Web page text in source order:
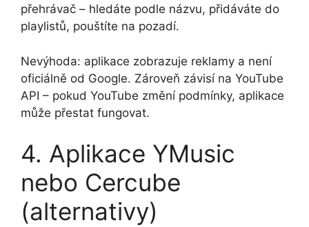
přehrávač – hledáte podle názvu, přidáváte do
playlistů, pouštíte na pozadí.
Nevýhoda: aplikace zobrazuje reklamy a není
oficiálně od Google. Zároveň závisí na YouTube
API – pokud YouTube změní podmínky, aplikace
může přestat fungovat.
4. Aplikace YMusic
nebo Cercube
(alternativy)